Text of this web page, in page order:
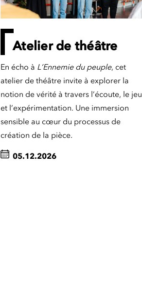
Atelier de théâtre
En écho à L’Ennemie du peuple, cet
atelier de théâtre invite à explorer la
notion de vérité à travers l’écoute, le jeu
et l’expérimentation. Une immersion
sensible au cœur du processus de
création de la pièce.
05.12.2026